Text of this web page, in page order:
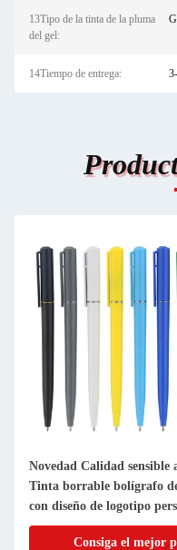
13Tipo de la tinta de la pluma
del gel:
14Tiempo de entrega:
Novedad Calidad sensible
Tinta borrable bolígrafo
con diseño de logotipo
Consiga el mejor